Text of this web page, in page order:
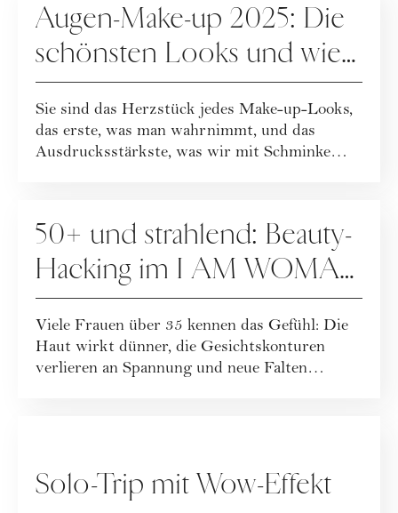
Augen-Make-up 2025: Die
schönsten Looks und wie
Sie sie tragen
Sie sind das Herzstück jedes Make-up-Looks,
das erste, was man wahrnimmt, und das
Ausdrucksstärkste, was wir mit Schminke
50+ und strahlend: Beauty-
Hacking im I AM WOMAN
Club
Viele Frauen über 35 kennen das Gefühl: Die
Haut wirkt dünner, die Gesichtskonturen
verlieren an Spannung und neue Falten
Solo-Trip mit Wow-Effekt